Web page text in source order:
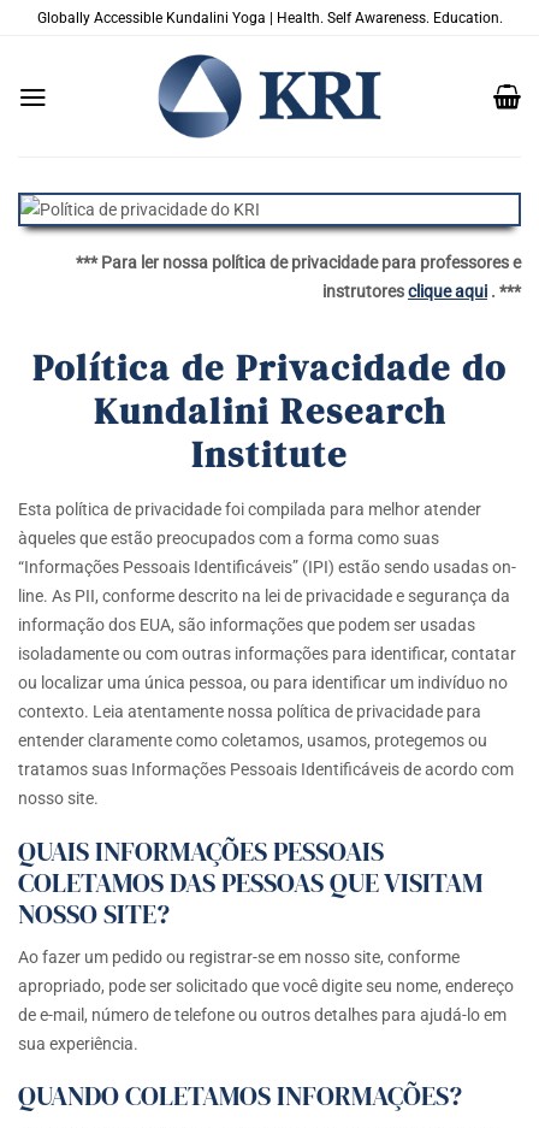
Globally Accessible Kundalini Yoga | Health. Self Awareness. Education.
*** Para ler nossa política de privacidade para professores e
instrutoresclique aqui . ***
Política de Privacidade do
Kundalini Research
Institute
Esta política de privacidade foi compilada para melhor atender
àqueles que estão preocupados com a forma como suas
“Informações Pessoais Identificáveis” (IPI) estão sendo usadas on-
line. As PII, conforme descrito na lei de privacidade e segurança da
informação dos EUA, são informações que podem ser usadas
isoladamente ou com outras informações para identificar, contatar
ou localizar uma única pessoa, ou para identificar um indivíduo no
contexto. Leia atentamente nossa política de privacidade para
entender claramente como coletamos, usamos, protegemos ou
tratamos suas Informações Pessoais Identificáveis de acordo com
nosso site.
QUAIS INFORMAÇÕES PESSOAIS
COLETAMOS DAS PESSOAS QUE VISITAM
NOSSO SITE?
Ao fazer um pedido ou registrar-se em nosso site, conforme
apropriado, pode ser solicitado que você digite seu nome, endereço
de e-mail, número de telefone ou outros detalhes para ajudá-lo em
sua experiência.
QUANDO COLETAMOS INFORMAÇÕES?